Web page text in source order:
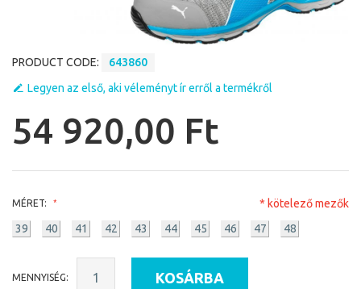
PRODUCT CODE:
643860
Legyen az első, aki véleményt ír erről a termékről
54 920,00 Ft
MÉRET:
39 40 41 42 43 44 45 46 47 48
* kötelező mezők
MENNYISÉG: KOSÁRBA